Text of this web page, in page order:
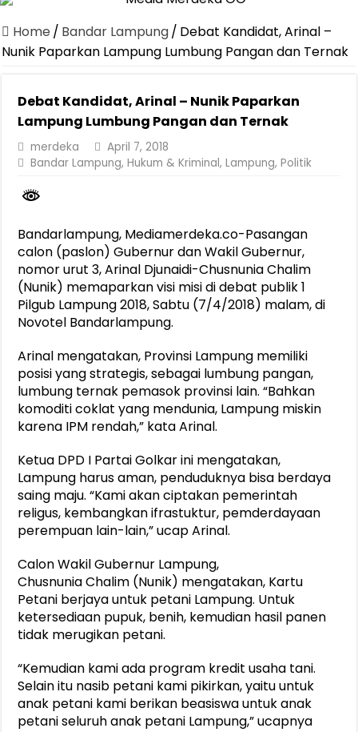
Canangkan Desa TAPIS dan Luncurkan Sekolah Lansia di
Pemprov Lampung Berhasil Kendalikan Inflasi, Jadi Provinsi
Dirut Jasa Raharja Dampingi Wamenhub Tinjau Penanganan
Pastikan Pelayanan Maksimal, Direksi Jasa Raharja Tinjau Korban
Dirut Jasa Raharja Dampingi Wamenhub Tinjau Penanganan
Purnama Wulan Sari Mirza Buka SiSeSa Roadshow Lampung
Home / Bandar Lampung/ Debat Kandidat, Arinal –
Nunik Paparkan Lampung Lumbung Pangan dan Ternak
Debat Kandidat, Arinal – Nunik Paparkan
Lampung Lumbung Pangan dan Ternak
merdeka
April 7, 2018
Bandar Lampung,Hukum & Kriminal,Lampung,Politik
Bandarlampung, Mediamerdeka.co-Pasangan
calon (paslon) Gubernur dan Wakil Gubernur,
nomor urut 3, Arinal Djunaidi-Chusnunia Chalim
(Nunik) memaparkan visi misi di debat publik 1
Pilgub Lampung 2018, Sabtu (7/4/2018) malam, di
Novotel Bandarlampung.
Arinal mengatakan, Provinsi Lampung memiliki
posisi yang strategis, sebagai lumbung pangan,
lumbung ternak pemasok provinsi lain. “Bahkan
komoditi coklat yang mendunia, Lampung miskin
karena IPM rendah,” kata Arinal.
Ketua DPD I Partai Golkar ini mengatakan,
Lampung harus aman, penduduknya bisa berdaya
saing maju. “Kami akan ciptakan pemerintah
religus, kembangkan ifrastuktur, pemderdayaan
perempuan lain-lain,” ucap Arinal.
Calon Wakil Gubernur Lampung,
Chusnunia Chalim (Nunik) mengatakan, Kartu
Petani berjaya untuk petani Lampung. Untuk
ketersediaan pupuk, benih, kemudian hasil panen
tidak merugikan petani.
“Kemudian kami ada program kredit usaha tani.
Selain itu nasib petani kami pikirkan, yaitu untuk
anak petani kami berikan beasiswa untuk anak
petani seluruh anak petani Lampung,” ucapnya